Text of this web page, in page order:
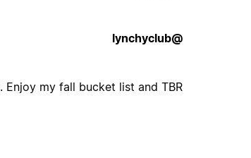
@lynchyclub
my fall bucket list and TBR!